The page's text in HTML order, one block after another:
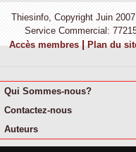
Thiesinfo, Copyright Juin
Service Commercial:
Accès membres | Plan du
Qui Sommes-nous?
Contactez-nous
Auteurs